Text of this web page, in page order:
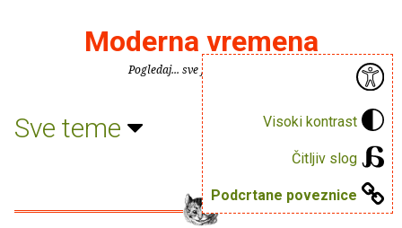
Visoki kontrast
Čitljiv slog
Podcrtane poveznice
Moderna vremena
Pogledaj... sve je puno knjiga.
Sve teme